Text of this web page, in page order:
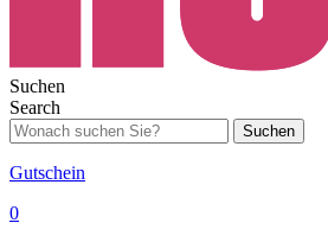
Suchen
Search
Suchen
Gutschein
0